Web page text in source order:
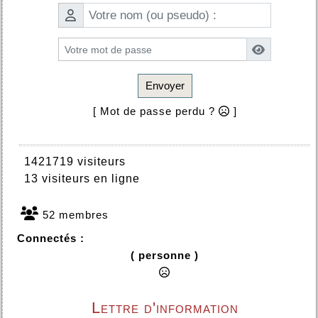
Envoyer
[ Mot de passe perdu ? ]
1421719 visiteurs
13 visiteurs en ligne
52 membres
Connectés :
( personne )
Lettre d'information